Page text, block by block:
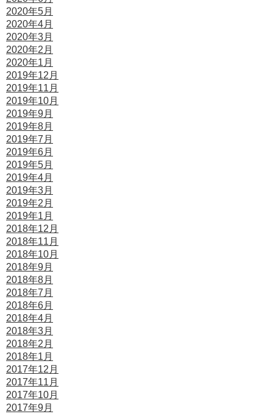
2020年5月
2020年4月
2020年3月
2020年2月
2020年1月
2019年12月
2019年11月
2019年10月
2019年9月
2019年8月
2019年7月
2019年6月
2019年5月
2019年4月
2019年3月
2019年2月
2019年1月
2018年12月
2018年11月
2018年10月
2018年9月
2018年8月
2018年7月
2018年6月
2018年4月
2018年3月
2018年2月
2018年1月
2017年12月
2017年11月
2017年10月
2017年9月